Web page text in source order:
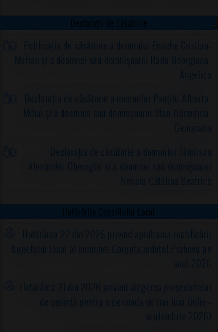
Declarații de căsătorie
Publicația de căsătorie a domnului Enache Cristian-
Marian și a doamnei sau domnișoarei Radu Georgiana-
Angelica
Declarația de căsătorie a domnului Panțîru Alberto-
Mihai și a doamnei sau domnișoarei Stan Florentina-
Georgiana
Declarația de căsătorie a domnului Tămîrsan
Alexandru-Gheorghe și a doamnei sau domnișoarei
Nenciu Cătălina Beatrice
Hotărârile Consiliului Local
Hotărârea 22 din 2026 privind aprobarea rectificării
bugetului local al comunei Gorgota,judeţul Prahova pe
anul 2026
Hotărârea 21 din 2026 privind alegerea preşedintelui
de şedinţă pentru o perioada de trei luni (iulie -
septembrie 2026)